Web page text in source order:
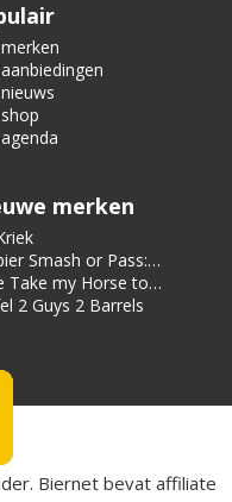
merken
Smash or Pass:
Take my Horse to
Room
2 Guys 2 Barrels
Biernet bevat affiliate